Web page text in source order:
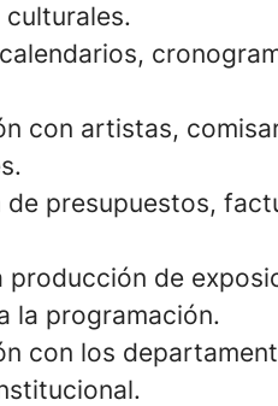
con artistas,
de presupuestos,
producción de
la programación.
con los